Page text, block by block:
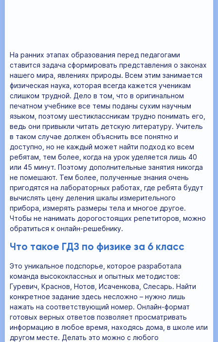
На ранних этапах образования перед педагогами
ставится задача сформировать представления о законах
нашего мира, явлениях природы. Всем этим занимается
физическая наука, которая всегда кажется ученикам
слишком трудной. Дело в том, что в оригинальном
печатном учебнике все темы поданы сухим научным
языком, поэтому шестиклассникам трудно понимать его,
ведь они привыкли читать детскую литературу. Учитель
в таком случае должен объяснить все понятно и
доступно, но не каждый может найти подход ко всем
ребятам, тем более, когда на урок уделяется лишь 40
или 45 минут. Поэтому дополнительные занятия никогда
не помешают. Тем более, полученные знания очень
пригодятся на лабораторных работах, где ребята будут
вычислять цену деления шкалы измерительного
прибора, измерять размеры тела и многое другое.
Чтобы не нанимать дорогостоящих репетиторов, можно
обратиться к онлайн-решебнику.
Что такое ГДЗ по физике за 6 класс
Это уникальное подспорье, которое разработала
команда высококлассных и опытных методистов:
Гуревич, Краснов, Нотов, Исаченкова, Слесарь. Найти
конкретное задание здесь несложно – нужно лишь
нажать на соответствующий номер. Онлайн-формат
готовых верных ответов позволяет просматривать
информацию в любое время, находясь дома, в школе или
другом месте. Делать это можно с любого